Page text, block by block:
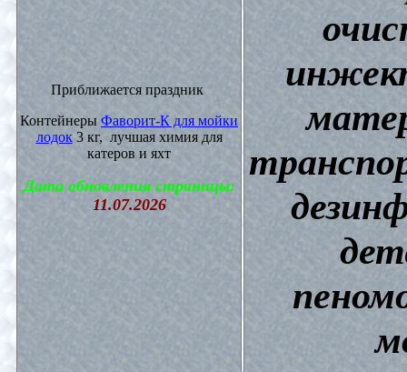
Приближается праздник
Контейнеры Фаворит-К для мойки
лодок3 кг, лучшая химия для
катеров и яхт
Дата обновления страницы:
11.07.2026